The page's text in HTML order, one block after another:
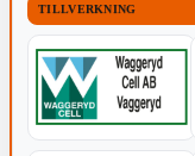
TILLVERKNING